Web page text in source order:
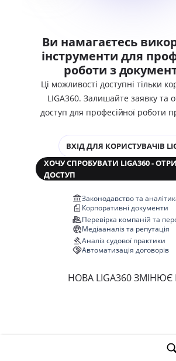
Ви намагаєтесь
інструменти для
роботи з
Ці можливості доступні тільки
LIGA360. Залишайте заявку та
доступ для професійної роботи
ВХІД ДЛЯ КОРИСТУВАЧІВ
ХОЧУ СПРОБУВАТИ LIGA360 -
ДОСТУП
Законодавство та
Корпоративні документи
Перевірка компаній та
Медіааналіз та репутація
Аналіз судової практики
Автоматизація договорів
НОВА LIGA360 ЗМІНЮЄ